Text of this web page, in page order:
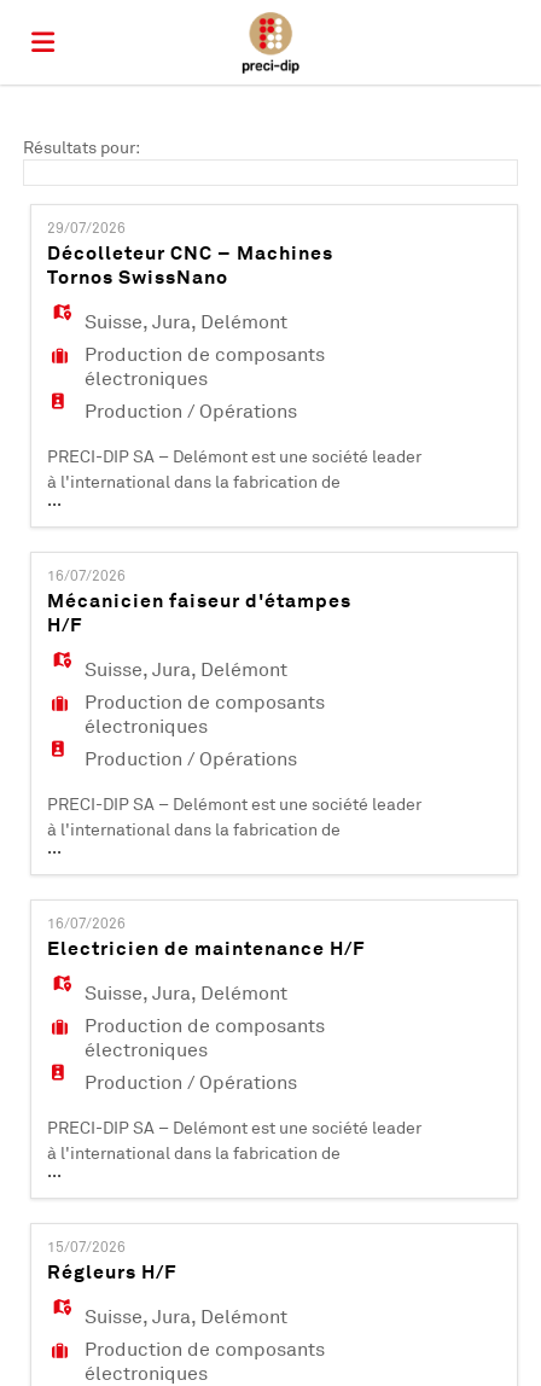
Emplois
Déposez
votre
CV
Connexion
Langue
IT
DE
ES
PT
Résultats pour:
29/07/2026
Décolleteur CNC – Machines
Tornos SwissNano
Suisse,Jura, Delémont
Production de composants
électroniques
Production / Opérations
PRECI-DIP SA – Delémont est une société leader
à l'international dans la fabrication de
composants électroniques (contacts et
connecteurs). Certifiée ISO 9001, ISO 14001, EN
9100 et IATF 16949, elle compte plus de 500
collaborateurs et est active dans les domaines
industriels, aéronautiques, automobiles,
médicaux et informatiques. PRECI-DIP SA dé
...
16/07/2026
Mécanicien faiseur d'étampes
H/F
Suisse,Jura, Delémont
Production de composants
électroniques
Production / Opérations
PRECI-DIP SA – Delémont est une société leader
à l'international dans la fabrication de
composants électroniques (contacts et
connecteurs). Certifiée ISO 9001, ISO 14001, EN
9100 et IATF 16949, elle compte plus de 500
collaborateurs et est active dans les domaines
industriels, aéronautiques, automobiles,
médicaux et informatiques. PRECI-DIP SA dév
...
16/07/2026
Electricien de maintenance H/F
Suisse,Jura, Delémont
Production de composants
électroniques
Production / Opérations
PRECI-DIP SA – Delémont est une société leader
à l'international dans la fabrication de
composants électroniques (contacts et
connecteurs). Certifiée ISO 9001, ISO 14001, EN
9100 et IATF 16949, elle compte plus de 500
collaborateurs et est active dans les domaines
industriels, aéronautiques, automobiles,
médicaux et informatiques. PRECI-DIP SA dév
...
15/07/2026
Régleurs H/F
Suisse,Jura, Delémont
Production de composants
électroniques